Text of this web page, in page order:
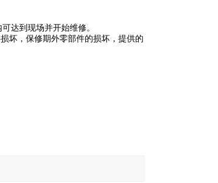
达到现场并开始维修。
坏，保修期外零部件的损坏，提供的